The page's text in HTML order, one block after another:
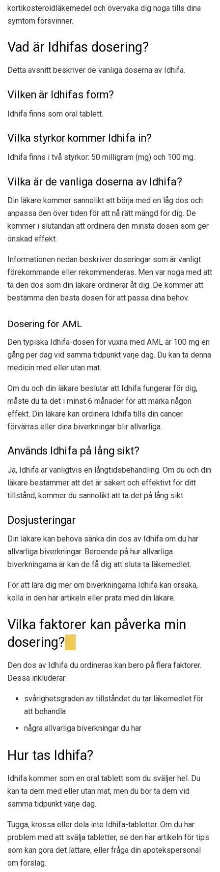
kortikosteroidläkemedel och övervaka dig noga tills dina
symtom försvinner.
Vad är Idhifas dosering?
Detta avsnitt beskriver de vanliga doserna av Idhifa.
Vilken är Idhifas form?
Idhifa finns som oral tablett.
Vilka styrkor kommer Idhifa in?
Idhifa finns i två styrkor: 50 milligram (mg) och 100 mg.
Vilka är de vanliga doserna av Idhifa?
Din läkare kommer sannolikt att börja med en låg dos och
anpassa den över tiden för att nå rätt mängd för dig. De
kommer i slutändan att ordinera den minsta dosen som ger
önskad effekt.
Informationen nedan beskriver doseringar som är vanligt
förekommande eller rekommenderas. Men var noga med att
ta den dos som din läkare ordinerar åt dig. De kommer att
bestämma den bästa dosen för att passa dina behov.
Dosering för AML
Den typiska Idhifa-dosen för vuxna med AML är 100 mg en
gång per dag vid samma tidpunkt varje dag. Du kan ta denna
medicin med eller utan mat.
Om du och din läkare beslutar att Idhifa fungerar för dig,
måste du ta det i minst 6 månader för att märka någon
effekt. Din läkare kan ordinera Idhifa tills din cancer
förvärras eller dina biverkningar blir allvarliga.
Används Idhifa på lång sikt?
Ja, Idhifa är vanligtvis en långtidsbehandling. Om du och din
läkare bestämmer att det är säkert och effektivt för ditt
tillstånd, kommer du sannolikt att ta det på lång sikt.
Dosjusteringar
Din läkare kan behöva sänka din dos av Idhifa om du har
allvarliga biverkningar. Beroende på hur allvarliga
biverkningarna är kan de få dig att sluta ta läkemedlet.
För att lära dig mer om biverkningarna Idhifa kan orsaka,
kolla in den här artikeln eller prata med din läkare.
Vilka faktorer kan påverka min
dosering?
Den dos av Idhifa du ordineras kan bero på flera faktorer.
Dessa inkluderar:
svårighetsgraden av tillståndet du tar läkemedlet för
att behandla
några allvarliga biverkningar du har
Hur tas Idhifa?
Idhifa kommer som en oral tablett som du sväljer hel. Du
kan ta dem med eller utan mat, men du bör ta dem vid
samma tidpunkt varje dag.
Tugga, krossa eller dela inte Idhifa-tabletter. Om du har
problem med att svälja tabletter, se den här artikeln för tips
som kan göra det lättare, eller fråga din apotekspersonal
om förslag.